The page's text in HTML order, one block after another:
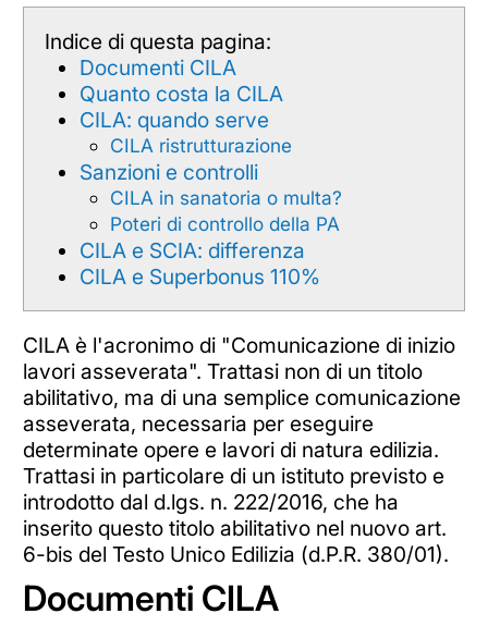
Indice di questa pagina:
Documenti CILA
Quanto costa la CILA
CILA: quando serve
CILA ristrutturazione
Sanzioni e controlli
CILA in sanatoria o multa?
Poteri di controllo della PA
CILA e SCIA: differenza
CILA e Superbonus 110%
CILA è l'acronimo di "Comunicazione di inizio
lavori asseverata". Trattasi non di un titolo
abilitativo, ma di una semplice comunicazione
asseverata, necessaria per eseguire
determinate opere e lavori di natura edilizia.
Trattasi in particolare di un istituto previsto e
introdotto dal d.lgs. n. 222/2016, che ha
inserito questo titolo abilitativo nel nuovo art.
6-bis del Testo Unico Edilizia (d.P.R. 380/01).
Documenti CILA